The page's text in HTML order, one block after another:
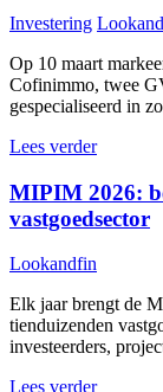
Investering
Op 10 maart
Cofinimmo, twee
gespecialiseerd in
Lees verder
MIPIM 2026:
vastgoedsector
Lookandfin
Elk jaar brengt de
tienduizenden
investeerders,
Lees verder